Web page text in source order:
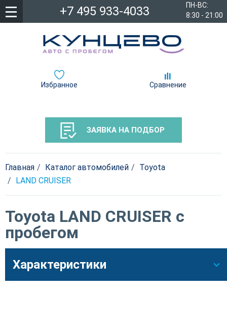
ПН-ВС:
8:30 - 21:00
+7 495 933-4033
Избранное Сравнение
ЗАЯВКА НА ПОДБОР
Главная Каталог автомобилей
Toyota
LAND CRUISER
Toyota LAND CRUISER с
пробегом
Характеристики